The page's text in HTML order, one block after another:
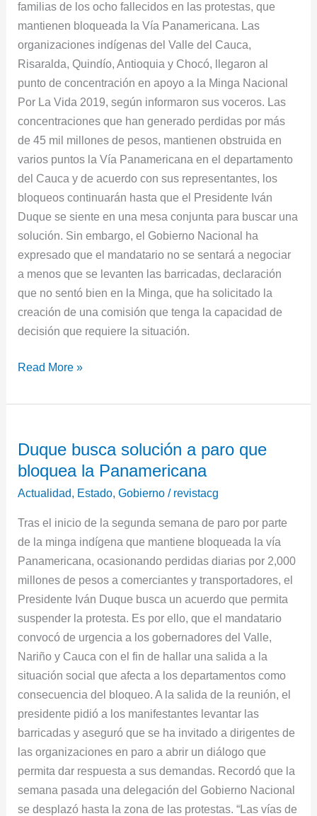
familias de los ocho fallecidos en las protestas, que
mantienen bloqueada la Vía Panamericana. Las
organizaciones indígenas del Valle del Cauca,
Risaralda, Quindío, Antioquia y Chocó, llegaron al
punto de concentración en apoyo a la Minga Nacional
Por La Vida 2019, según informaron sus voceros. Las
concentraciones que han generado perdidas por más
de 45 mil millones de pesos, mantienen obstruida en
varios puntos la Vía Panamericana en el departamento
del Cauca y de acuerdo con sus representantes, los
bloqueos continuarán hasta que el Presidente Iván
Duque se siente en una mesa conjunta para buscar una
solución. Sin embargo, el Gobierno Nacional ha
expresado que el mandatario no se sentará a negociar
a menos que se levanten las barricadas, declaración
que no sentó bien en la Minga, que ha solicitado la
creación de una comisión que tenga la capacidad de
decisión que requiere la situación.
Read More »
Duque busca solución a paro que
bloquea la Panamericana
Actualidad, Estado,Gobierno / revistacg
Tras el inicio de la segunda semana de paro por parte
de la minga indígena que mantiene bloqueada la vía
Panamericana, ocasionando perdidas diarias por 2,000
millones de pesos a comerciantes y transportadores, el
Presidente Iván Duque busca un acuerdo que permita
suspender la protesta. Es por ello, que el mandatario
convocó de urgencia a los gobernadores del Valle,
Nariño y Cauca con el fin de hallar una salida a la
situación social que afecta a los departamentos como
consecuencia del bloqueo. A la salida de la reunión, el
presidente pidió a los manifestantes levantar las
barricadas y aseguró que se ha invitado a dirigentes de
las organizaciones en paro a abrir un diálogo que
permita dar respuesta a sus demandas. Recordó que la
semana pasada una delegación del Gobierno Nacional
se desplazó hasta la zona de las protestas. “Las vías de
busca
solución
a
que
bloquea
la
Panamericana